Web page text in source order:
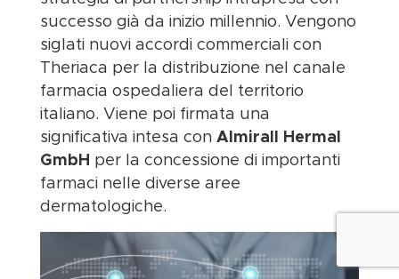
successo già da inizio millennio. Vengono
siglati nuovi accordi commerciali con
Theriaca per la distribuzione nel canale
farmacia ospedaliera del territorio
italiano. Viene poi firmata una
significativa intesa con Almirall Hermal
GmbH per la concessione di importanti
farmaci nelle diverse aree
dermatologiche.